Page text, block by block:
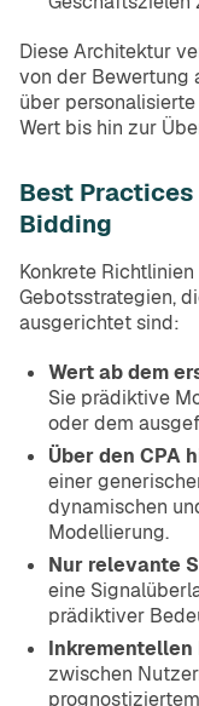
Diese Architektur
von der Bewertung
über
Wert bis hin zur
Best
Bidding
Konkrete
Gebotsstrategien,
ausgerichtet sind:
Wert ab dem
Sie prädiktive
oder dem
Über den CPA
einer
dynamischen
Modellierung.
Nur relevante
eine
prädiktiver
Inkrementellen
zwischen